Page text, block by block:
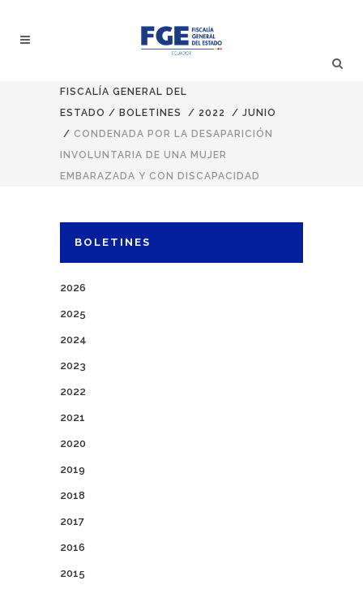
FISCALÍA GENERAL DEL
ESTADO / BOLETINES / 2022 / JUNIO
/ CONDENADA POR LA DESAPARICIÓN
INVOLUNTARIA DE UNA MUJER
EMBARAZADA Y CON DISCAPACIDAD
BOLETINES
2026
2025
2024
2023
2022
2021
2020
2019
2018
2017
2016
2015